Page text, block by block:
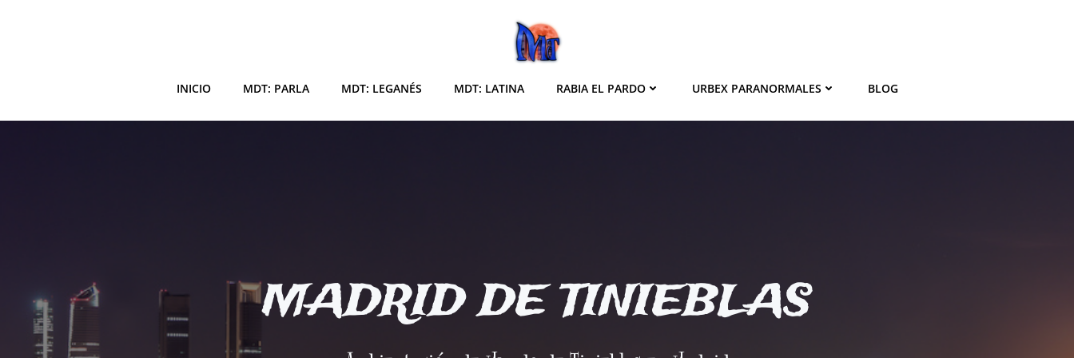
INICIO MDT: PARLA MDT: LEGANÉS MDT: LATINA RABIA EL PARDO URBEX PARANORMALES BLOG
MADRID DE TINIEBLAS